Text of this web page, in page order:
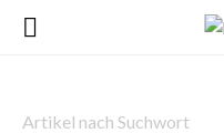
Artikel nach Suchwort